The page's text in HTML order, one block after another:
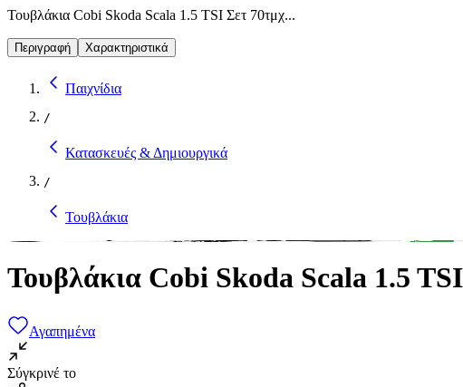
Τουβλάκια Cobi Skoda Scala 1.5 TSI Σετ 70τμχ...
Περιγραφή Χαρακτηριστικά
Παιχνίδια
/
Κατασκευές & Δημιουργικά
/
Τουβλάκια
Τουβλάκια Cobi Skoda Scala 1.5
Αγαπημένα
Σύγκρινέ το